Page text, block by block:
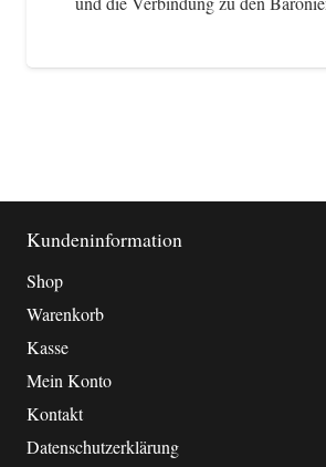
Kundeninformation
Shop
Warenkorb
Kasse
Mein Konto
Kontakt
Datenschutzerklärung